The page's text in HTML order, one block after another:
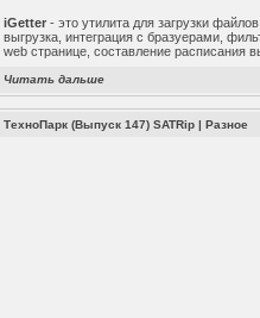
iGetter - это утилита для загрузки
выгрузка, интеграция с бразуерами,
web странице, составление расписания
Читать дальше
ТехноПарк (Выпуск 147) SATRip |Разное